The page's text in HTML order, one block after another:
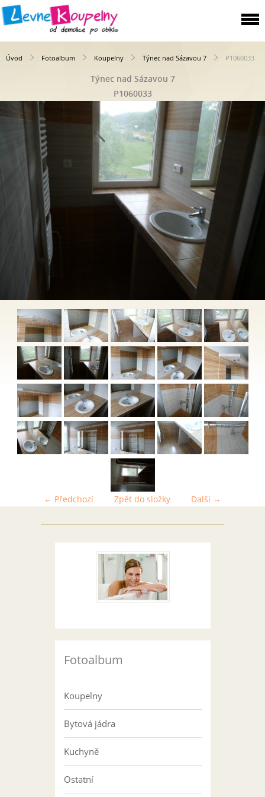
Úvod Fotoalbum Koupelny Týnec nad Sázavou 7 P1060033
Týnec nad Sázavou 7
P1060033
← Předchozí Další →
Zpět do složky
Fotoalbum
Koupelny
Bytová jádra
Kuchyně
Ostatní